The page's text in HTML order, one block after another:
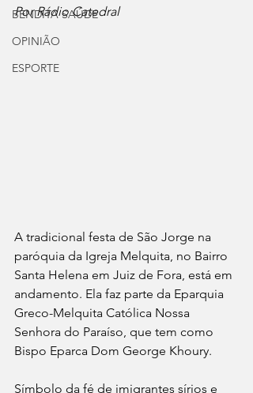
BENDITA SAÚDE
OPINIÃO
ESPORTE
Por Rádio Catedral
A tradicional festa de São Jorge na
paróquia da Igreja Melquita, no Bairro
Santa Helena em Juiz de Fora, está em
andamento. Ela faz parte da Eparquia
Greco-Melquita Católica Nossa
Senhora do Paraíso, que tem como
Bispo Eparca Dom George Khoury.
Símbolo da fé de imigrantes sírios e